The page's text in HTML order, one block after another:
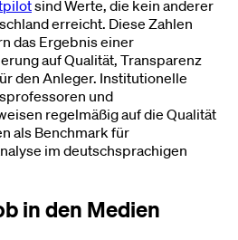
sind Werte, die kein anderer
erreicht. Diese Zahlen
das Ergebnis einer
auf Qualität, Transparenz
den Anleger. Institutionelle
und
regelmäßig auf die Qualität
als Benchmark für
im deutschsprachigen
in den Medien